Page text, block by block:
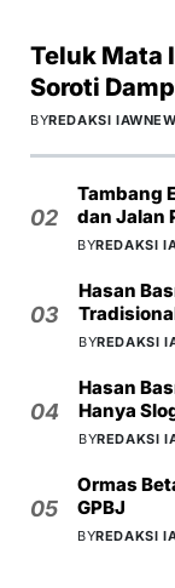
Teluk Mata
Soroti
BYREDAKSI
02
Tambang
dan Jalan
BYREDAKSI
03
Hasan
BYREDAKSI
04
Hasan
Hanya
BYREDAKSI
05
Ormas
GPBJ
BYREDAKSI